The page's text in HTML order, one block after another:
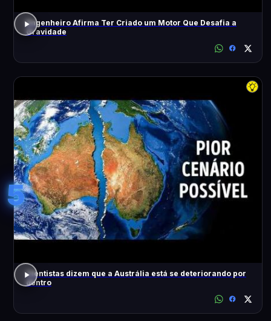
Engenheiro Afirma Ter Criado um Motor Que Desafia a
Gravidade
5
Cientistas dizem que a Austrália está se deteriorando por
dentro